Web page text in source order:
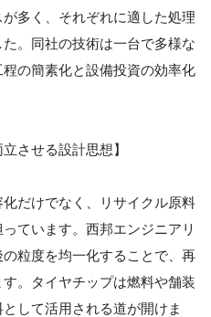
多く、それぞれに適した処理
。同社の技術は一台で多様な
の簡素化と設備投資の効率化
させる設計思想】
だけでなく、リサイクル原料
ています。西邦エンジニアリ
粒度を均一化することで、再
。タイヤチップは燃料や舗装
して活用される道が開けま